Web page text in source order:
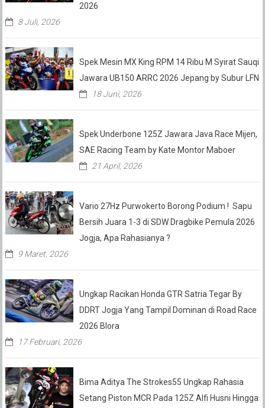
2026
8 Juli, 2026
Spek Mesin MX King RPM 14 Ribu M Syirat Sauqi
Jawara UB150 ARRC 2026 Jepang by Subur LFN
18 Juni, 2026
Spek Underbone 125Z Jawara Java Race Mijen,
SAE Racing Team by Kate Montor Maboer
21 April, 2026
Vario 27Hz Purwokerto Borong Podium ! Sapu
Bersih Juara 1-3 di SDW Dragbike Pemula 2026
Jogja, Apa Rahasianya ?
9 Maret, 2026
Ungkap Racikan Honda GTR Satria Tegar By
DDRT Jogja Yang Tampil Dominan di Road Race
2026 Blora
17 Februari, 2026
Bima Aditya The Strokes55 Ungkap Rahasia
Setang Piston MCR Pada 125Z Alfi Husni Hingga